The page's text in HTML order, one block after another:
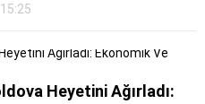
Heyetini Ağırladı: